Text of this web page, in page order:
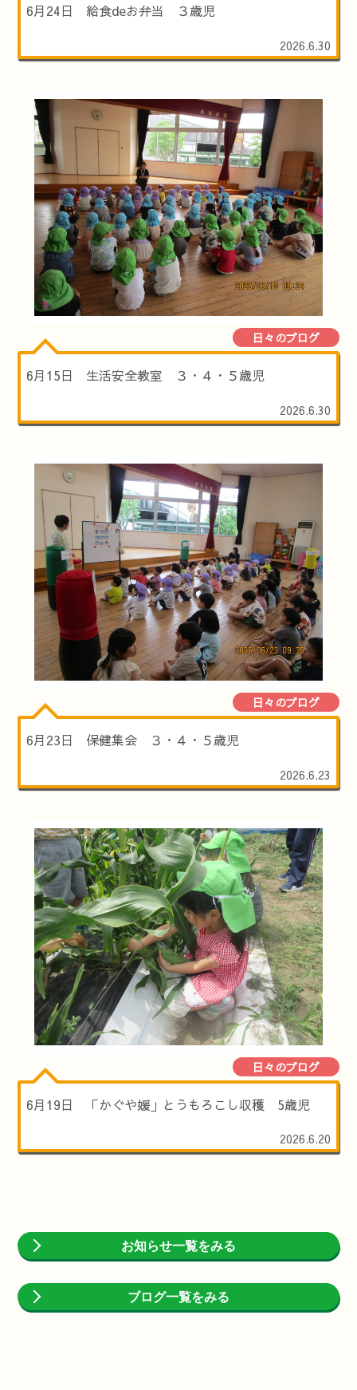
6月24日 給食deお弁当 ３歳児
2026.6.30
日々のブログ
6月15日 生活安全教室 ３・４・５歳児
2026.6.30
日々のブログ
6月23日 保健集会 ３・４・５歳児
2026.6.23
日々のブログ
6月19日 「かぐや媛」とうもろこし収穫 5歳児
2026.6.20
お知らせ一覧をみる
ブログ一覧をみる